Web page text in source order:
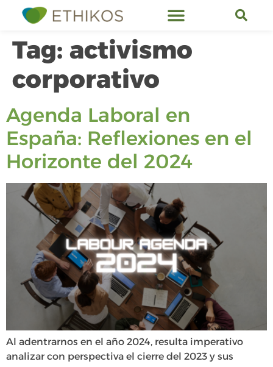
Tag: activismo
corporativo
Agenda Laboral en
España: Reflexiones en el
Horizonte del 2024
Al adentrarnos en el año 2024, resulta imperativo
analizar con perspectiva el cierre del 2023 y sus